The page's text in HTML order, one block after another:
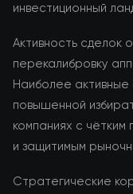
инвестиционный
Активность
перекалибровку
Наиболее
повышенной
компаниях с чётким
и защитимым
Стратегические